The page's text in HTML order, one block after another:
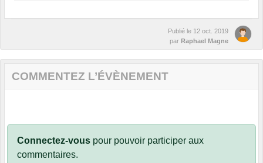
Publié le 12 oct. 2019
par Raphael Magne
COMMENTEZ L’ÉVÈNEMENT
Connectez-vous pour pouvoir participer aux
commentaires.